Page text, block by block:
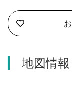
伊豆市
河津町
地図情報